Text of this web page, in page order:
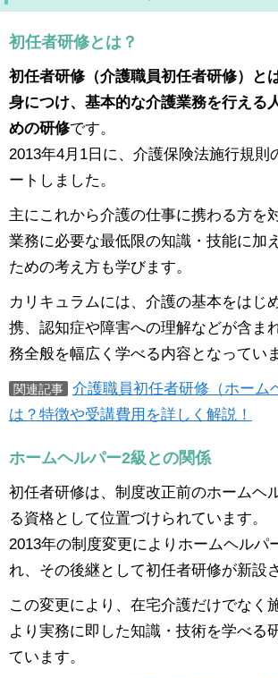
初任者研修とは？
初任者研修（介護職員初任者研修）と
身につけ、基本的な介護業務を行える
めの研修です。
2013年4月1日に、介護保険法施行規則
ートしました。
主にこれから介護の仕事に携わる方を
業務に必要な最低限の知識・技能に加
ための考え方も学びます。
カリキュラムには、介護の基本をはじ
携、認知症や障害への理解などが含ま
務全般を幅広く学べる内容となってい
関連記事
介護職員初任者研修（ホーム
は？特徴や受講費用を詳しく解説！
ホームヘルパー2級との関係
初任者研修は、制度改正前のホームヘ
る資格として位置づけられています。
2013年の制度変更によりホームヘルパ
れ、その後継として初任者研修が新設
この変更により、在宅介護だけでなく
より実務に即した知識・技術を学べる
ています。